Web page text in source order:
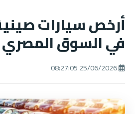
أرخص سيارات
في السوق المصري